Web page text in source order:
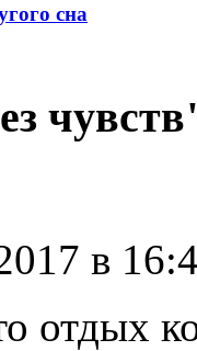
сна
в
отдых